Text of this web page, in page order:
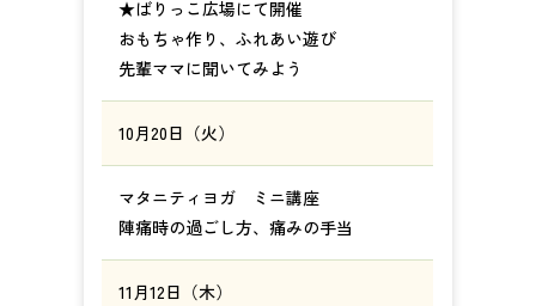
★ばりっこ広場にて開催
おもちゃ作り、ふれあい遊び
先輩ママに聞いてみよう
10月20日（火）
マタニティヨガ ミニ講座
陣痛時の過ごし方、痛みの手当
11月12日（木）